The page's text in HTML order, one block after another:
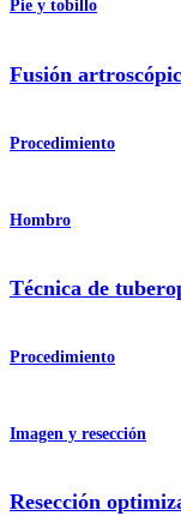
Pie y tobillo
Fusión
Procedimiento
Hombro
Técnica de
Procedimiento
Imagen y resección
Resección